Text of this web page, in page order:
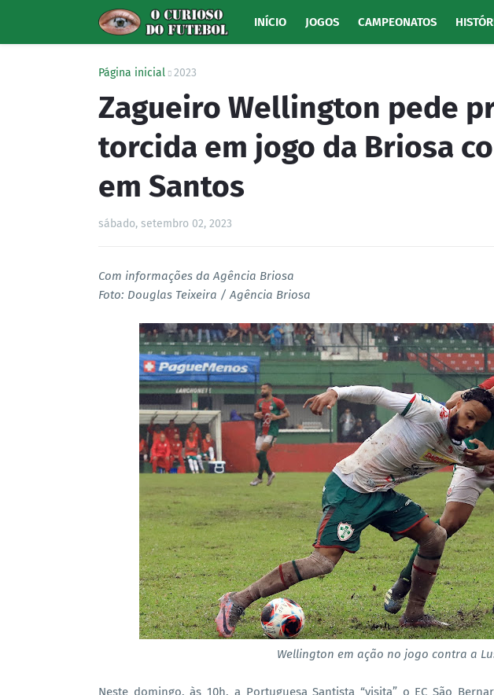
INÍCIO JOGOS CAMPEONATOS
Página inicial 2023
Zagueiro Wellington pede
torcida em jogo da Briosa
em Santos
sábado, setembro 02, 2023
Com informações da Agência Briosa
Foto: Douglas Teixeira / Agência Briosa
Wellington em ação no jogo contra a
Neste domingo, às 10h, a Portuguesa Santista “visita” o EC São